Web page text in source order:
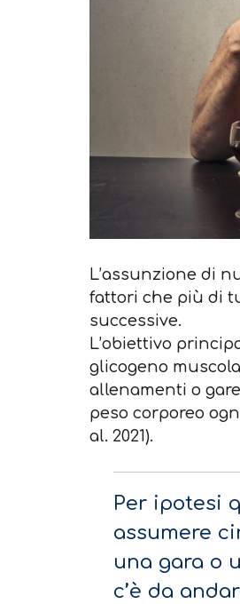
L’assunzione di
fattori che più di
successive.
L’obiettivo
glicogeno
allenamenti o
peso corporeo
al. 2021).
Per ipotesi
assumere
una gara o
c’è da